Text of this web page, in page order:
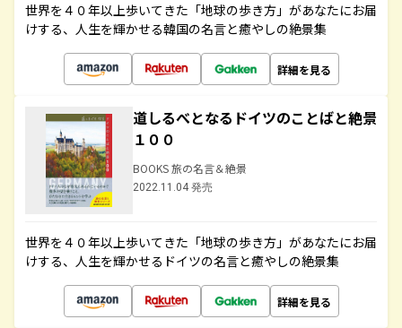
世界を４０年以上歩いてきた「地球の歩き方」があなたにお届
けする、人生を輝かせる韓国の名言と癒やしの絶景集
詳細を見る
道しるべとなるドイツのことばと絶景
１００
BOOKS 旅の名言＆絶景
2022.11.04 発売
世界を４０年以上歩いてきた「地球の歩き方」があなたにお届
けする、人生を輝かせるドイツの名言と癒やしの絶景集
詳細を見る